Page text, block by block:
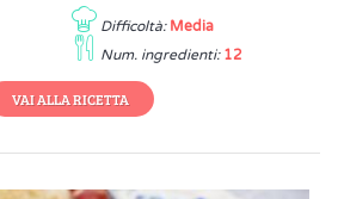
Difficoltà: Media
Num. ingredienti: 12
VAI ALLA RICETTA